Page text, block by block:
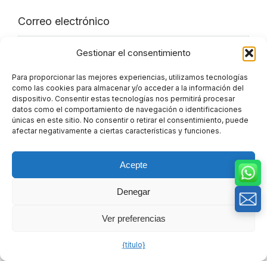
Gestionar el consentimiento
Para proporcionar las mejores experiencias, utilizamos tecnologías
como las cookies para almacenar y/o acceder a la información del
dispositivo. Consentir estas tecnologías nos permitirá procesar
datos como el comportamiento de navegación o identificaciones
únicas en este sitio. No consentir o retirar el consentimiento, puede
afectar negativamente a ciertas características y funciones.
Acepte
Denegar
Ver preferencias
{título}
Correo electrónico
Mensaje